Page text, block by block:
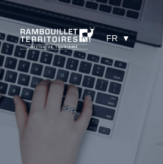
FR
Panneau de gestion des cookies